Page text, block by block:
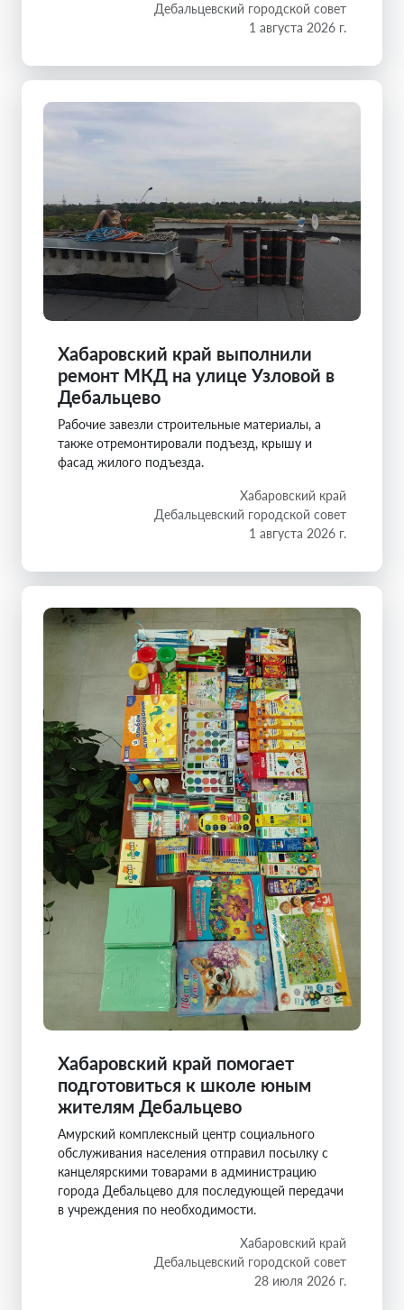
Дебальцевский городской совет
1 августа 2026 г.
Хабаровский край выполнили
ремонт МКД на улице Узловой в
Дебальцево
Рабочие завезли строительные материалы, а
также отремонтировали подъезд, крышу и
фасад жилого подъезда.
Хабаровский край
Дебальцевский городской совет
1 августа 2026 г.
Хабаровский край помогает
подготовиться к школе юным
жителям Дебальцево
Амурский комплексный центр социального
обслуживания населения отправил посылку с
канцелярскими товарами в администрацию
города Дебальцево для последующей передачи
в учреждения по необходимости.
Хабаровский край
Дебальцевский городской совет
28 июля 2026 г.